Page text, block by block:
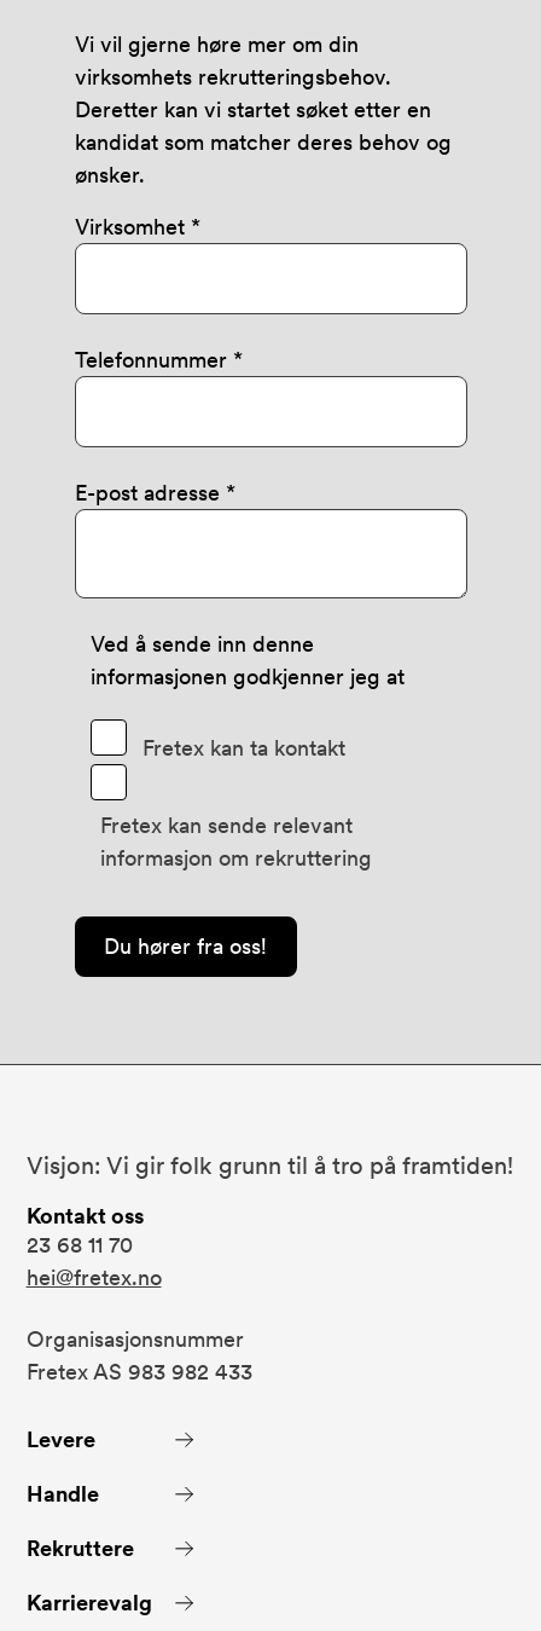
Vi vil gjerne høre mer om din
virksomhets rekrutteringsbehov.
Deretter kan vi startet søket etter en
kandidat som matcher deres behov og
ønsker.
Virksomhet
Telefonnummer
E-post adresse
Ved å sende inn denne
informasjonen godkjenner jeg at
Fretex kan ta kontakt
Fretex kan sende relevant
informasjon om rekruttering
Du hører fra oss!
Bunnområde
Fretex
Visjon: Vi gir folk grunn til å tro på framtiden!
Kontakt oss
23 68 11 70
hei@fretex.no
Organisasjonsnummer
Fretex AS 983 982 433
Levere
Handle
Rekruttere
Karrierevalg